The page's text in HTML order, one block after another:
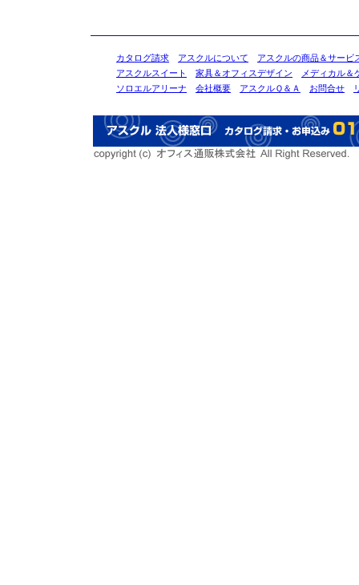
カタログ請求 アスクルについて
アスクルの商品＆サービ
アスクルスイート
家具＆オフィスデザイン
メディカル＆
ソロエルアリーナ
会社概要 アスクルＱ＆Ａ お問合せ